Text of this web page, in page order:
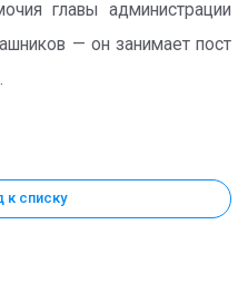
главы администрации
— он занимает пост
к списку